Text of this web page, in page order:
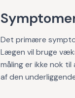
Det primære
Lægen vil bruge
måling er ikke nok
af den